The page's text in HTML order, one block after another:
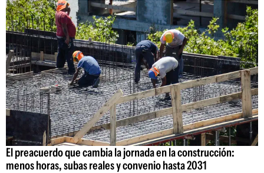
El preacuerdo que cambia la jornada en la construcción:
menos horas, subas reales y convenio hasta 2031